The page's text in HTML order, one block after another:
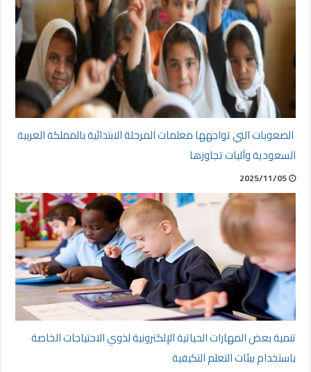
الصعوبات التي تواجهها معلمات المرحلة الابتدائية بالمملكة العربية
السعودية وآليات تجاوزها
2025/11/05
تنمية بعض المهارات الحياتية الإلكترونية لذوي الاحتياجات الخاصة
باستخدام بيئات التعلم التكيفية